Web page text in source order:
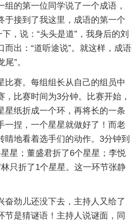
组的第一位同学说了一个成语，
于接到了我这里，成语的第一个
，说：“头头是道”，我身后的刘
而出：“道听途说”。就这样，成语
”。
比赛。每组组长从自己的组员中
，比赛时间为3分钟。比赛开始，
星纸折成一个环，再将长的一条
一捏，一个星星就做好了！而老
睛地看着选手们的动作。3分钟到
星；董盛君折了6个星星；李悦
只折了1个星星。这一环节张静
奋劲儿还没下去，主持人又给了
节是猜谜语！主持人说谜面，同